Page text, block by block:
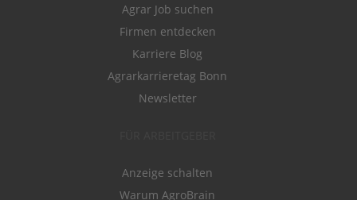
Agrar Job suchen
Firmen entdecken
Karriere Blog
Agrarkarrieretag Bonn
Newsletter
Anzeige schalten
Warum AgroBrain